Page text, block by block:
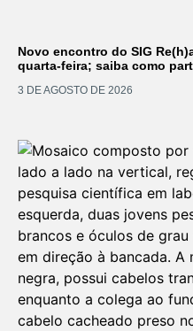
Novo encontro do SIG
quarta-feira; saiba como
3 DE AGOSTO DE 2026